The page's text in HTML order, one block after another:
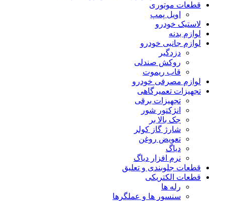
قطعات موتوری
اویل پمپ
لاستیک خودرو
لوازم بدنه
لوازم جانبی خودرو
دزدگیر
روکش صندلی
قاب ریموت
لوازم مصرفی خودرو
تجهیزات تعمیرگاهی
تجهیزات برقی
انژکتور شور
جک بالا بر
شارژ گاز کولر
تعویض روغن
دیاگ
نرم افزار دیاگ
قطعات جلوبندی و تعلیق
قطعات الکتریکی
رله ها
سنسور ها و عملگرها